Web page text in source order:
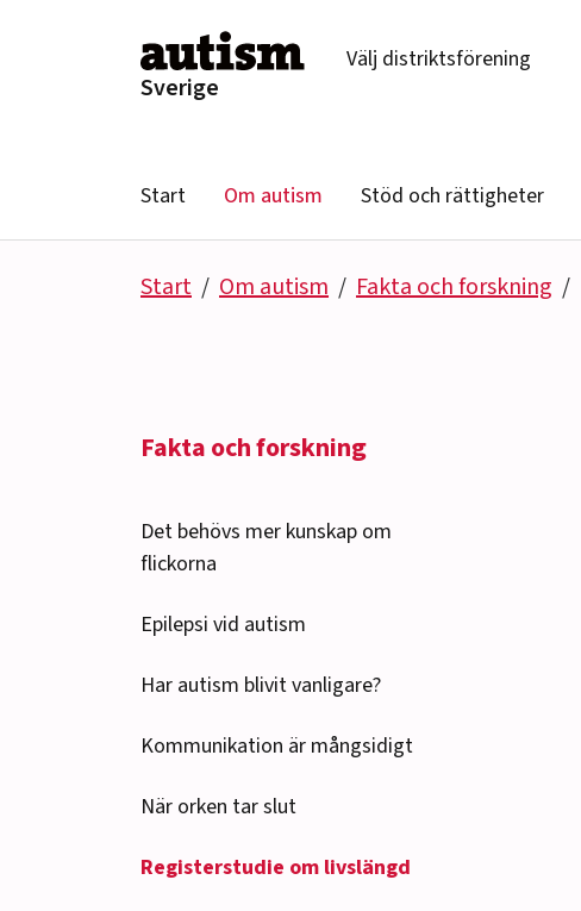
Sverige
Välj distriktsförening
Start Om autism Stöd och rättigheter
Start Om autism Fakta och forskning
Fakta och forskning
Det behövs mer kunskap om
flickorna
Epilepsi vid autism
Har autism blivit vanligare?
Kommunikation är mångsidigt
När orken tar slut
Registerstudie om livslängd